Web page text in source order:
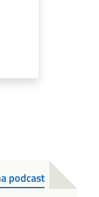
podcast